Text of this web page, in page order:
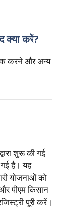
क्या करें?
करने और अन्य
शुरू की गई
गई है। यह
योजनाओं को
पीएम किसान
पूरी करें।